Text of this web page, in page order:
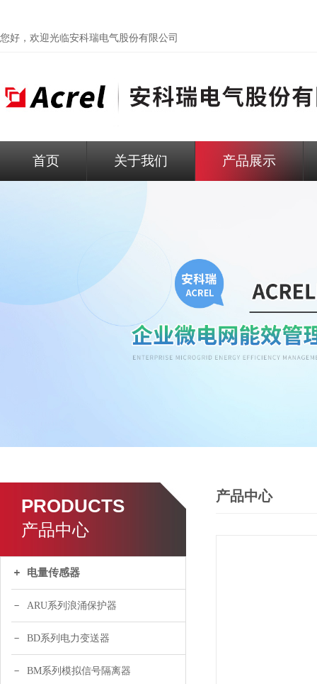
您好，欢迎光临安科瑞电气股份有限公司
首页 关于我们 产品展示
PRODUCTS
产品中心
电量传感器
ARU系列浪涌保护器
BD系列电力变送器
BM系列模拟信号隔离器
产品中心